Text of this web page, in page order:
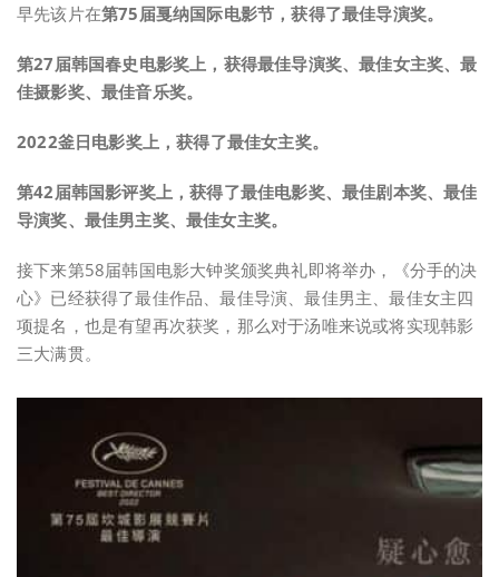
早先该片在第75届戛纳国际电影节，获得了最佳导演奖。
第27届韩国春史电影奖上，获得最佳导演奖、最佳女主奖、最
佳摄影奖、最佳音乐奖。
2022釜日电影奖上，获得了最佳女主奖。
第42届韩国影评奖上，获得了最佳电影奖、最佳剧本奖、最佳
导演奖、最佳男主奖、最佳女主奖。
接下来第58届韩国电影大钟奖颁奖典礼即将举办，《分手的决
心》已经获得了最佳作品、最佳导演、最佳男主、最佳女主四
项提名，也是有望再次获奖，那么对于汤唯来说或将实现韩影
三大满贯。